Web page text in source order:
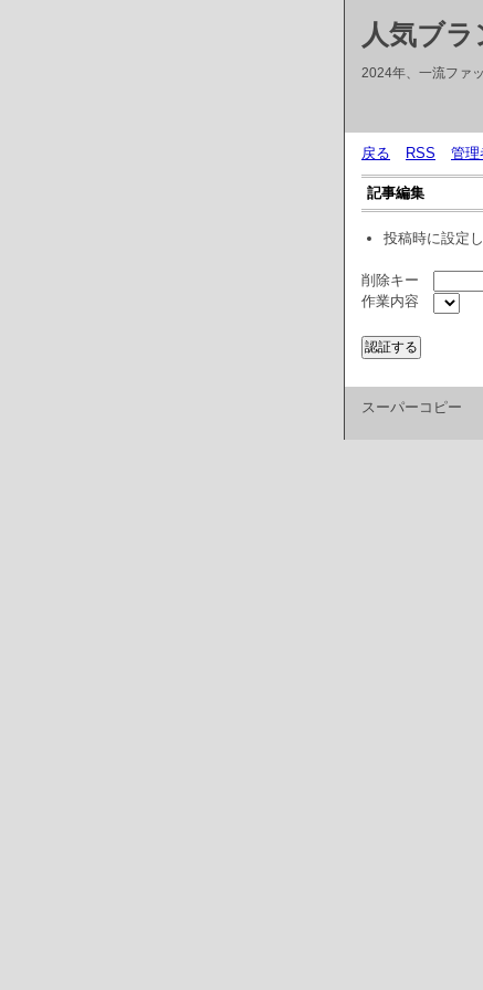
人気ブ
2024年、一流ファ
戻る RSS 管理
記事編集
投稿時に設定
削除キー
作業内容
スーパーコピー